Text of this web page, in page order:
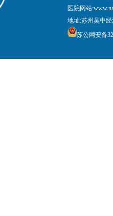
医院网站
地址:苏州吴中
苏公网安备